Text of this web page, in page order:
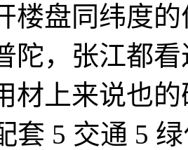
楼盘同纬度
陀，张江都
材上来说也
套 5 交通 5